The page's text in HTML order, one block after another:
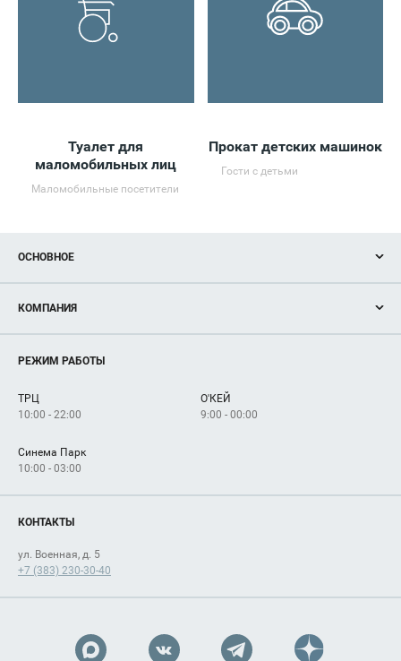
Туалет для
маломобильных лиц
Маломобильные посетители
Прокат детских машинок
Гости с детьми
ОСНОВНОЕ
Новости
Магазины
Услуги
КОМПАНИЯ
Рекламодателям
Как добраться
РЕЖИМ РАБОТЫ
ТРЦ
10:00 - 22:00
О'КЕЙ
9:00 - 00:00
Синема Парк
10:00 - 03:00
КОНТАКТЫ
ул. Военная, д. 5
+7 (383) 230-30-40